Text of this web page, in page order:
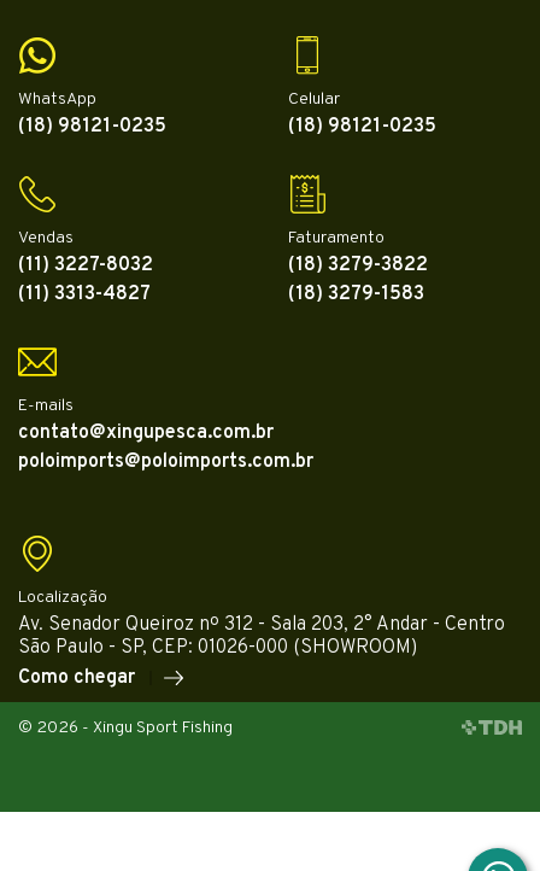
WhatsApp
(18) 98121-0235
Celular
(18) 98121-0235
Vendas
(11) 3227-8032
(11) 3313-4827
Faturamento
(18) 3279-3822
(18) 3279-1583
E-mails
contato@xingupesca.com.br
poloimports@poloimports.com.br
Localização
Av. Senador Queiroz nº 312 - Sala 203, 2° Andar - Centro
São Paulo - SP, CEP: 01026-000 (SHOWROOM)
Como chegar
© 2026 - Xingu Sport Fishing